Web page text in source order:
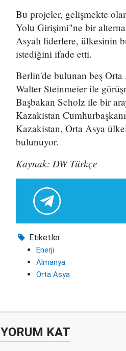
Bu projeler, gelişmekte
Yolu Girişimi"ne bir
Asyalı liderlere, ülkesinin
istediğini ifade etti.
Berlin'de bulunan beş Orta
Walter Steinmeier ile
Başbakan Scholz ile bir
Kazakistan
Kazakistan, Orta Asya
bulunuyor.
Kaynak: DW Türkçe
Etiketler :
Enerji
Almanya
Orta Asya
YORUM KAT